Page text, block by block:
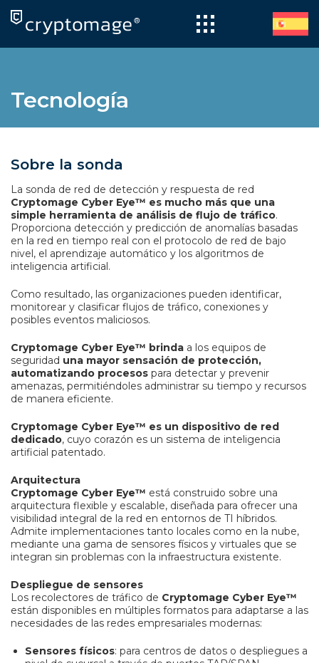
content
Tecnología
Sobre la sonda
La sonda de red de detección y respuesta de red
Cryptomage Cyber Eye™ es mucho más que una
simple herramienta de análisis de flujo de tráfico.
Proporciona detección y predicción de anomalías basadas
en la red en tiempo real con el protocolo de red de bajo
nivel, el aprendizaje automático y los algoritmos de
inteligencia artificial.
Como resultado, las organizaciones pueden identificar,
monitorear y clasificar flujos de tráfico, conexiones y
posibles eventos maliciosos.
Cryptomage Cyber Eye™ brinda a los equipos de
seguridad una mayor sensación de protección,
automatizando procesos para detectar y prevenir
amenazas, permitiéndoles administrar su tiempo y recursos
de manera eficiente.
Cryptomage Cyber ​​​​Eye™ es un dispositivo de red
dedicado, cuyo corazón es un sistema de inteligencia
artificial patentado.
Arquitectura
Cryptomage Cyber Eye™ está construido sobre una
arquitectura flexible y escalable, diseñada para ofrecer una
visibilidad integral de la red en entornos de TI híbridos.
Admite implementaciones tanto locales como en la nube,
mediante una gama de sensores físicos y virtuales que se
integran sin problemas con la infraestructura existente.
Despliegue de sensores
Los recolectores de tráfico de Cryptomage Cyber Eye™
están disponibles en múltiples formatos para adaptarse a las
necesidades de las redes empresariales modernas:
Sensores físicos: para centros de datos o despliegues a